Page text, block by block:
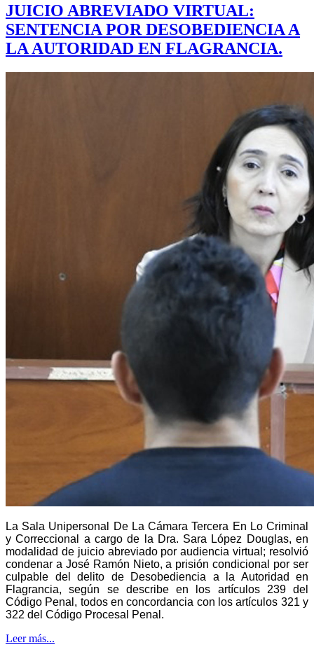
JUICIO ABREVIADO VIRTUAL:
SENTENCIA POR DESOBEDIENCIA A
LA AUTORIDAD EN FLAGRANCIA.
La Sala Unipersonal De La Cámara Tercera En Lo Criminal
y Correccional a cargo de la Dra. Sara López Douglas, en
modalidad de juicio abreviado por audiencia virtual; resolvió
condenar a José Ramón Nieto, a prisión condicional por ser
culpable del delito de Desobediencia a la Autoridad en
Flagrancia, según se describe en los artículos 239 del
Código Penal, todos en concordancia con los artículos 321 y
322 del Código Procesal Penal.
Leer más...